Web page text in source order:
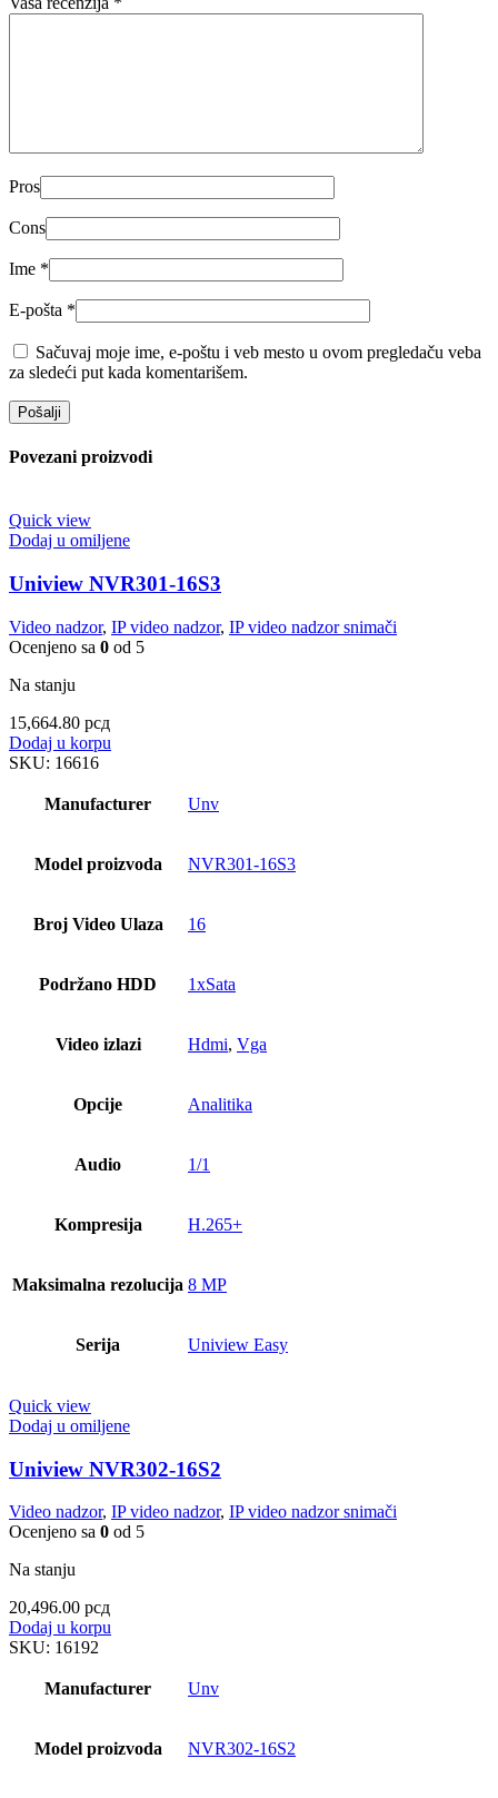
Pros
Cons
Ime *
E-pošta *
Sačuvaj moje ime, e-poštu i veb mesto u ovom pregledaču veba
za sledeći put kada komentarišem.
Povezani proizvodi
Quick view
Dodaj u omiljene
Uniview NVR301-16S3
Video nadzor, IP video nadzor, IP video nadzor snimači
Ocenjeno sa 0 od 5
Na stanju
15,664.80 рсд
Dodaj u korpu
SKU: 16616
Manufacturer Unv
Model proizvoda NVR301-16S3
Broj Video Ulaza 16
Podržano HDD 1xSata
Video izlazi Hdmi, Vga
Opcije Analitika
Audio 1/1
Kompresija H.265+
Maksimalna rezolucija 8 MP
Serija Uniview Easy
Quick view
Dodaj u omiljene
Uniview NVR302-16S2
Video nadzor, IP video nadzor, IP video nadzor snimači
Ocenjeno sa 0 od 5
Na stanju
20,496.00 рсд
Dodaj u korpu
SKU: 16192
Manufacturer Unv
Model proizvoda NVR302-16S2